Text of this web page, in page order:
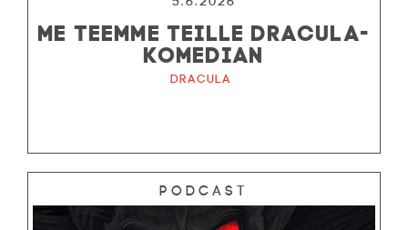
ME TEEMME TEILLE DRACULA-
KOMEDIAN
Dracula
Podcast